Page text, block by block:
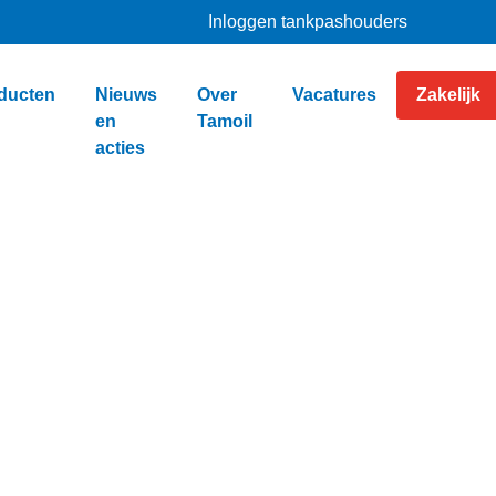
Inloggen tankpashouders
Nieuws
en
acties
Over
Tamoil
Vacatures Zakelijk